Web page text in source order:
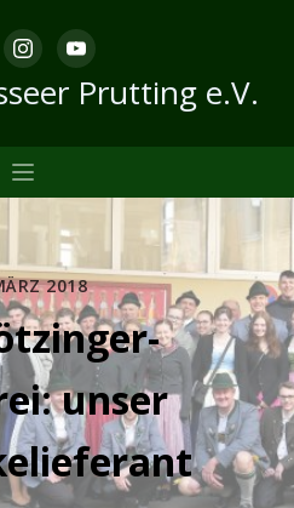
Prutting e.V.
2018
unser